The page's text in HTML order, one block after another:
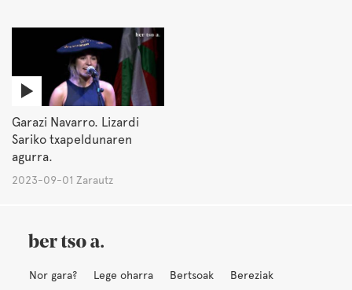
Garazi Navarro. Lizardi
Sariko txapeldunaren
agurra.
2023-09-01 Zarautz
Nor gara? Lege oharra Bertsoak
Bereziak